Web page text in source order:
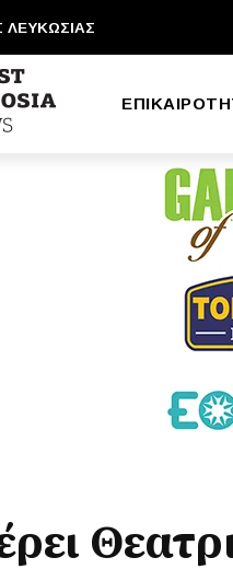
ΛΕΥΚΩΣΙΑΣ